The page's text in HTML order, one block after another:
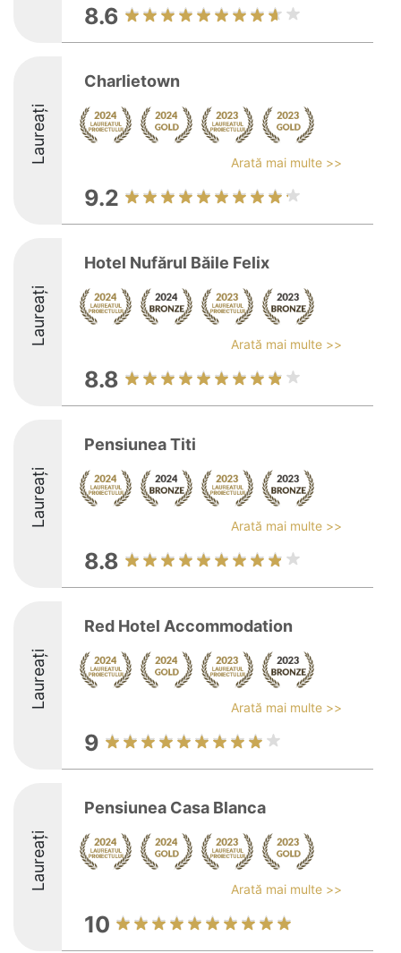
8.6
Laureați
Charlietown
Arată mai multe >>
9.2
Laureați
Hotel Nufărul Băile Felix
Arată mai multe >>
8.8
Laureați
Pensiunea Titi
Arată mai multe >>
8.8
Laureați
Red Hotel Accommodation
Arată mai multe >>
9
Laureați
Pensiunea Casa Blanca
Arată mai multe >>
10